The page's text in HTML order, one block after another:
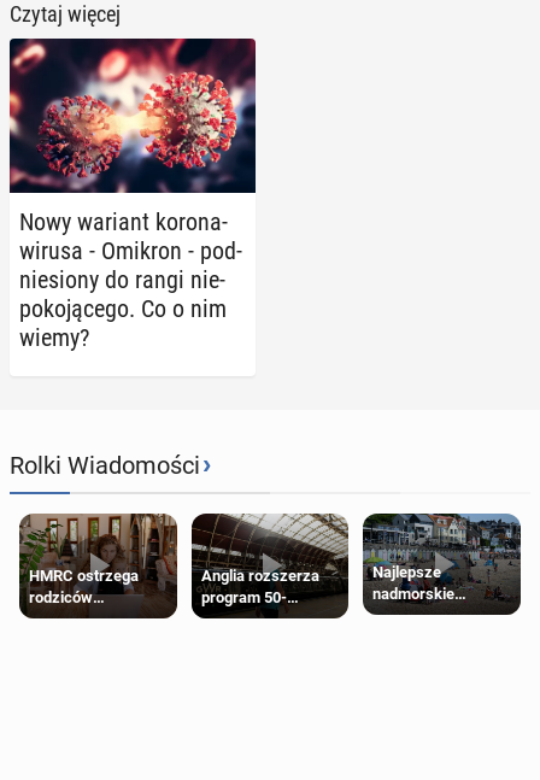
Czytaj więcej
Nowy wariant ko­ro­na­
wi­ru­sa - Omikron - pod­
nie­sio­ny do rangi nie­
po­ko­ją­ce­go. Co o nim
wiemy?
Rolki Wiadomości›
HMRC ostrzega
rodziców
pobierających Child
Anglia rozszerza
program 50-
procentowych
Najlepsze
nadmorskie
miasteczko blisko